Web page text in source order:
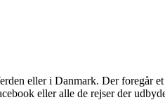
eller i Danmark. Der foregår
eller alle de rejser der